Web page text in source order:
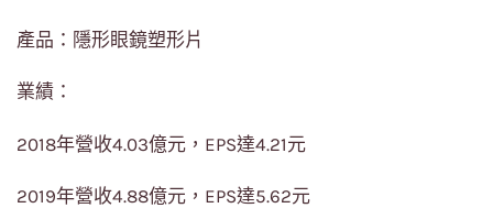
產品：隱形眼鏡塑形片
業績：
2018年營收4.03億元，EPS達4.21元
2019年營收4.88億元，EPS達5.62元